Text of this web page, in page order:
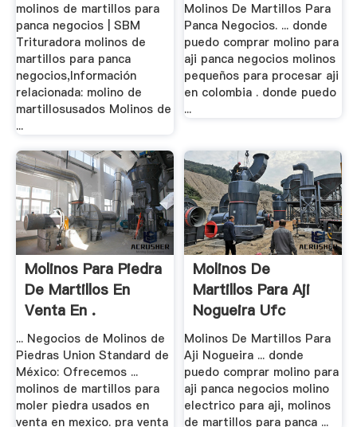
molinos de martillos para
panca negocios | SBM
Trituradora molinos de
martillos para panca
negocios,Información
relacionada: molino de
martillosusados Molinos de
...
Molinos De Martillos Para
Panca Negocios. ... donde
puedo comprar molino para
aji panca negocios molinos
pequeños para procesar aji
en colombia . donde puedo
...
Molinos Para Piedra
De Martillos En
Venta En .
... Negocios de Molinos de
Piedras Union Standard de
México: Ofrecemos ...
molinos de martillos para
moler piedra usados en
venta en mexico. pra venta
Molinos De
Martillos Para Aji
Nogueira Ufc
Molinos De Martillos Para
Aji Nogueira ... donde
puedo comprar molino para
aji panca negocios molino
electrico para aji, molinos
de martillos para panca ...